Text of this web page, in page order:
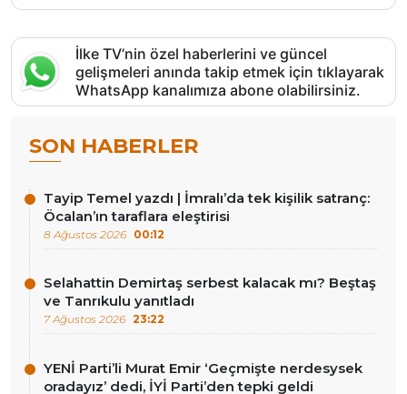
İlke TV’nin özel haberlerini ve güncel
gelişmeleri anında takip etmek için tıklayarak
WhatsApp kanalımıza abone olabilirsiniz.
SON HABERLER
Tayip Temel yazdı | İmralı’da tek kişilik satranç:
Öcalan’ın taraflara eleştirisi
8 Ağustos 2026 00:12
Selahattin Demirtaş serbest kalacak mı? Beştaş
ve Tanrıkulu yanıtladı
7 Ağustos 2026 23:22
YENİ Parti’li Murat Emir ‘Geçmişte nerdesysek
oradayız’ dedi, İYİ Parti’den tepki geldi